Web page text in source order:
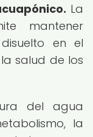
La
mantener
en el
salud de los
del agua
la